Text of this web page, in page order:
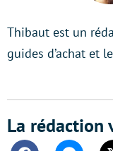
Thibaut est un
guides d’achat et
La rédaction